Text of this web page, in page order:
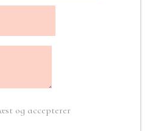
og accepterer